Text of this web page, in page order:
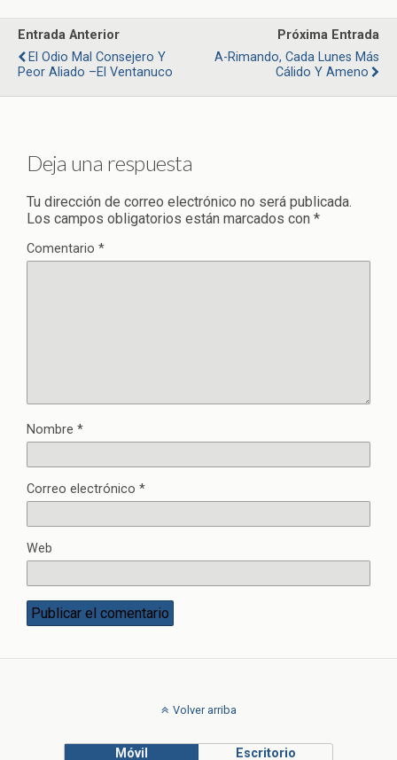
Entrada Anterior
El Odio Mal Consejero Y
Peor Aliado –El Ventanuco
Próxima Entrada
A-Rimando, Cada Lunes Más
Cálido Y Ameno
Deja una respuesta
Tu dirección de correo electrónico no será publicada.
Los campos obligatorios están marcados con *
Comentario *
Nombre *
Correo electrónico *
Web
Volver arriba
Móvil Escritorio